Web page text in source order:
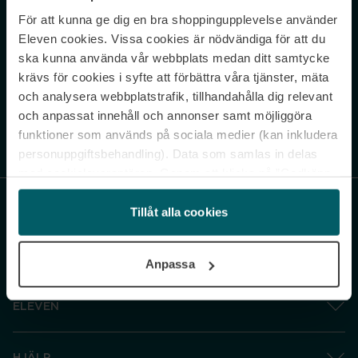
För att kunna ge dig en bra shoppingupplevelse använder
Eleven cookies. Vissa cookies är nödvändiga för att du
ska kunna använda vår webbplats medan ditt samtycke
krävs för cookies i syfte att förbättra våra tjänster, mäta
och analysera webbplatstrafik, tillhandahålla dig relevant
och anpassat innehåll och annonser samt möjliggöra
funktioner som används på sociala medier (kan inkludera
personuppgiftsbehandling). Data som samlas in delas
och gå vidare” accepterar du samtliga cookies medan du
under ”Inställningar” kan anpassa användningen av
cookies. Du kan återkalla ditt samtycke när som helst.
Tillåt alla cookies
Anpassa
Never miss a beat.
Sign up to our newsletter.
Genom att prenumerera accepterar du vår Integritetspolicy. Avprenumerera
ELEVEN